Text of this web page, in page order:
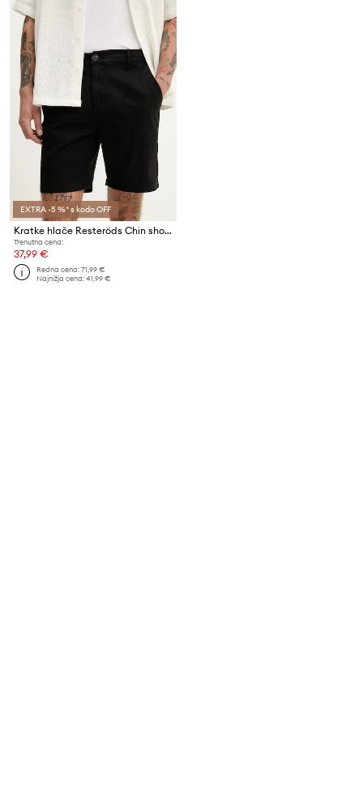
EXTRA -5 %* s kodo OFF
Kratke hlače Resteröds Chin shorts
Trenutna cena:
37,99 €
Redna cena:71,99 €
Najnižja cena:41,99 €